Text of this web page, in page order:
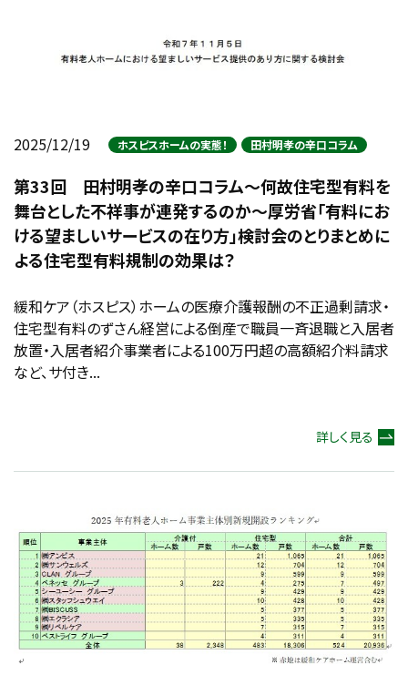
2025/12/19 ホスピスホームの実態！ 田村明孝の辛口コラム
第33回 田村明孝の辛口コラム～何故住宅型有料を
舞台とした不祥事が連発するのか～厚労省「有料にお
ける望ましいサービスの在り方」検討会のとりまとめに
よる住宅型有料規制の効果は？
緩和ケア（ホスピス）ホームの医療介護報酬の不正過剰請求・
住宅型有料のずさん経営による倒産で職員一斉退職と入居者
放置・入居者紹介事業者による100万円超の高額紹介料請求
など、サ付き...
詳しく見る